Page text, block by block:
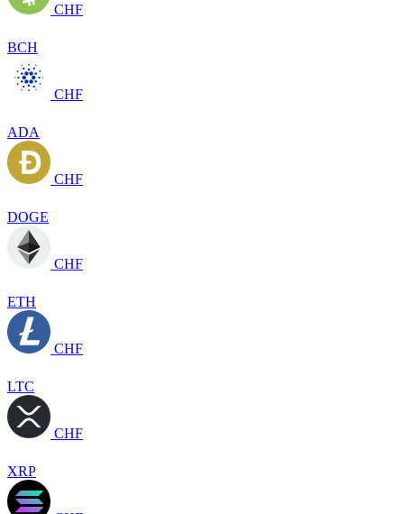
CHF
BCH
CHF
ADA
CHF
DOGE
CHF
ETH
CHF
LTC
CHF
XRP